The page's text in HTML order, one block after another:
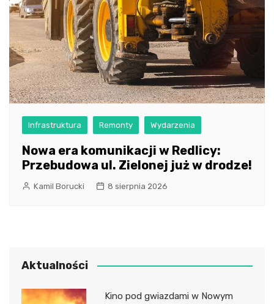
Infrastruktura Remonty Wydarzenia
Nowa era komunikacji w Redlicy:
Przebudowa ul. Zielonej już w drodze!
Kamil Borucki 8 sierpnia 2026
Aktualności
Kino pod gwiazdami w Nowym